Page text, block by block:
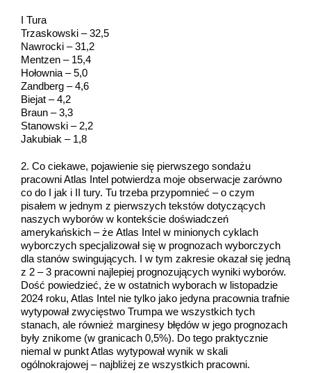
I Tura
Trzaskowski – 32,5
Nawrocki – 31,2
Mentzen – 15,4
Hołownia – 5,0
Zandberg – 4,6
Biejat – 4,2
Braun – 3,3
Stanowski – 2,2
Jakubiak – 1,8
2. Co ciekawe, pojawienie się pierwszego sondażu
pracowni Atlas Intel potwierdza moje obserwacje zarówno
co do I jak i II tury. Tu trzeba przypomnieć – o czym
pisałem w jednym z pierwszych tekstów dotyczących
naszych wyborów w kontekście doświadczeń
amerykańskich – że Atlas Intel w minionych cyklach
wyborczych specjalizował się w prognozach wyborczych
dla stanów swingujących. I w tym zakresie okazał się jedną
z 2 – 3 pracowni najlepiej prognozujących wyniki wyborów.
Dość powiedzieć, że w ostatnich wyborach w listopadzie
2024 roku, Atlas Intel nie tylko jako jedyna pracownia trafnie
wytypował zwycięstwo Trumpa we wszystkich tych
stanach, ale również marginesy błędów w jego prognozach
były znikome (w granicach 0,5%). Do tego praktycznie
niemal w punkt Atlas wytypował wynik w skali
ogólnokrajowej – najbliżej ze wszystkich pracowni.